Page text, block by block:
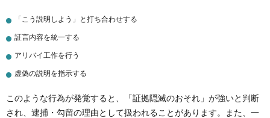
「こう説明しよう」と打ち合わせする
証言内容を統一する
アリバイ工作を行う
虚偽の説明を指示する
このような行為が発覚すると、「証拠隠滅のおそれ」が強いと判断
され、逮捕・勾留の理由として扱われることがあります。また、一